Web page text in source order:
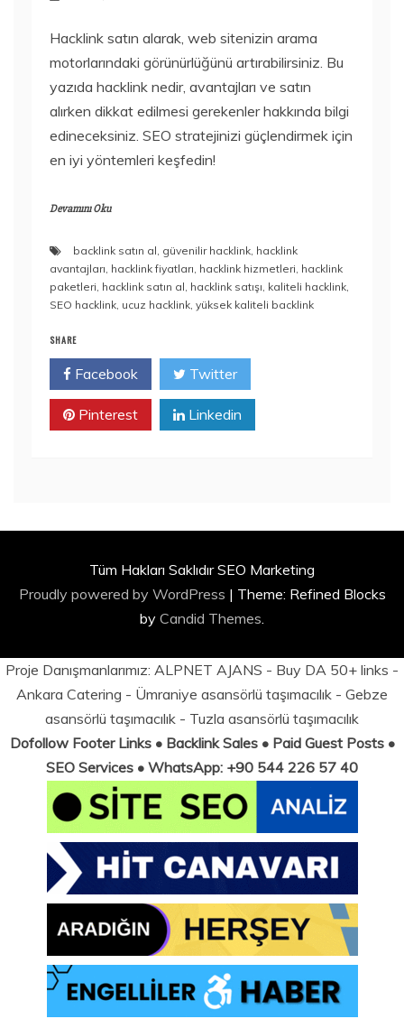
Hacklink satın alarak, web sitenizin arama
motorlarındaki görünürlüğünü artırabilirsiniz. Bu
yazıda hacklink nedir, avantajları ve satın
alırken dikkat edilmesi gerekenler hakkında bilgi
edineceksiniz. SEO stratejinizi güçlendirmek için
en iyi yöntemleri keşfedin!
Devamını Oku
backlink satın al güvenilir hacklink hacklink
avantajları hacklink fiyatları hacklink hizmetleri hacklink
paketleri hacklink satın al hacklink satışı kaliteli hacklink
SEO hacklink ucuz hacklink yüksek kaliteli backlink
SHARE
Facebook Twitter
Pinterest Linkedin
Tüm Hakları Saklıdır SEO Marketing
Proudly powered by WordPress | Theme: Refined Blocks
by Candid Themes
Proje Danışmanlarımız: ALPNET AJANS - Buy DA 50+ links -
Ankara Catering - Ümraniye asansörlü taşımacılık - Gebze
asansörlü taşımacılık - Tuzla asansörlü taşımacılık
Dofollow Footer Links • Backlink Sales • Paid Guest Posts •
SEO Services • WhatsApp: +90 544 226 57 40